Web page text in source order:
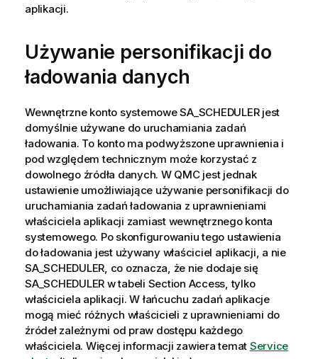
aplikacji.
Używanie personifikacji do
ładowania danych
Wewnętrzne konto systemowe SA_SCHEDULER jest
domyślnie używane do uruchamiania zadań
ładowania. To konto ma podwyższone uprawnienia i
pod względem technicznym może korzystać z
dowolnego źródła danych. W QMC jest jednak
ustawienie umożliwiające używanie personifikacji do
uruchamiania zadań ładowania z uprawnieniami
właściciela aplikacji zamiast wewnętrznego konta
systemowego. Po skonfigurowaniu tego ustawienia
do ładowania jest używany właściciel aplikacji, a nie
SA_SCHEDULER, co oznacza, że nie dodaje się
SA_SCHEDULER w tabeli Section Access, tylko
właściciela aplikacji. W łańcuchu zadań aplikacje
mogą mieć różnych właścicieli z uprawnieniami do
źródeł zależnymi od praw dostępu każdego
właściciela. Więcej informacji zawiera temat Service